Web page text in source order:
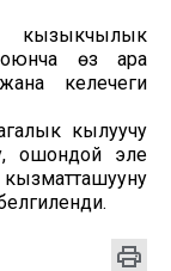
өз ара
келечеги
кылуучу
ошондой эле